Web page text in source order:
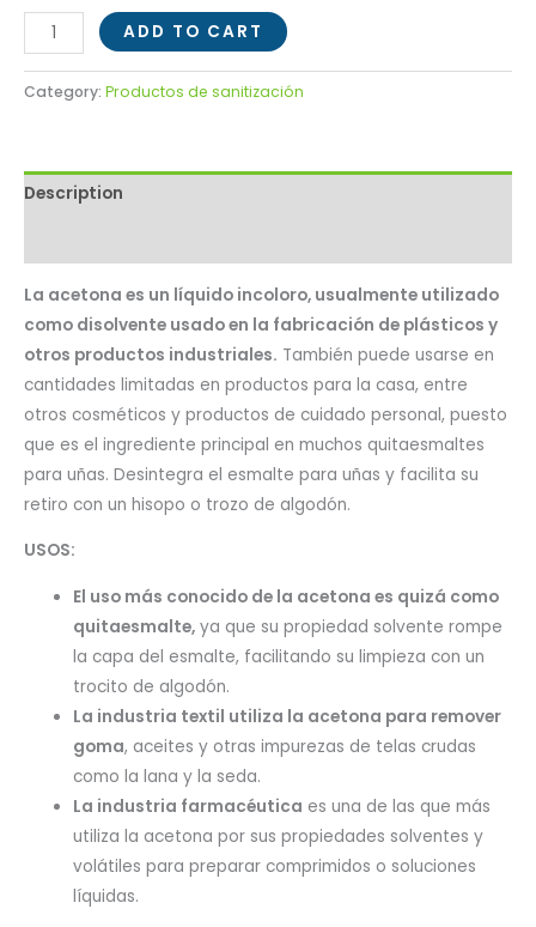
ADD TO CART
Category: Productos de sanitización
Description
La acetona es un líquido incoloro, usualmente utilizado
como disolvente usado en la fabricación de plásticos y
otros productos industriales. También puede usarse en
cantidades limitadas en productos para la casa, entre
otros cosméticos y productos de cuidado personal, puesto
que es el ingrediente principal en muchos quitaesmaltes
para uñas. Desintegra el esmalte para uñas y facilita su
retiro con un hisopo o trozo de algodón.
USOS:
El uso más conocido de la acetona es quizá como
quitaesmalte, ya que su propiedad solvente rompe
la capa del esmalte, facilitando su limpieza con un
trocito de algodón.
La industria textil utiliza la acetona para remover
goma, aceites y otras impurezas de telas crudas
como la lana y la seda.
La industria farmacéutica es una de las que más
utiliza la acetona por sus propiedades solventes y
volátiles para preparar comprimidos o soluciones
líquidas.